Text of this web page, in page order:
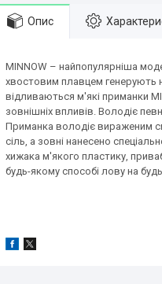
Опис
MINNOW – найпопулярніша
хвостовим плавцем генерують
відливаються м'які приманки
зовнішніх впливів. Володіє
Приманка володіє вираженим
сіль, а зовні нанесено
хижака м'якого пластику,
будь-якому способі лову на